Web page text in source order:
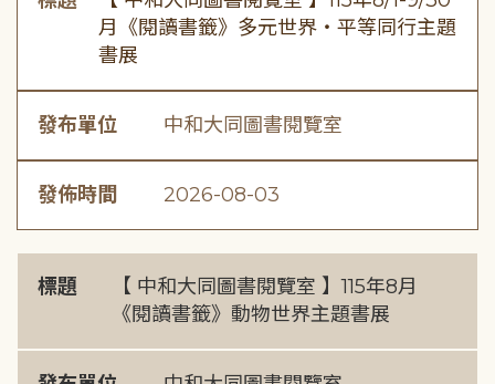
月《閱讀書籤》多元世界・平等同行主題
書展
發布單位 中和大同圖書閱覽室
發佈時間 2026-08-03
標題
【 中和大同圖書閱覽室 】115年8月
《閱讀書籤》動物世界主題書展